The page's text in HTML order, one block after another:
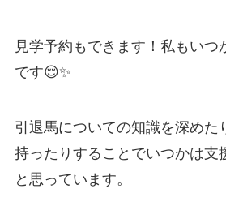
見学予約もできます！私もいつ
です😌✨
引退馬についての知識を深めた
持ったりすることでいつかは支
と思っています。